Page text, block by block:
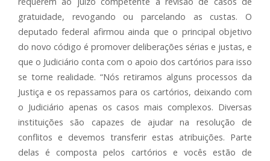
gratuidade, revogando ou parcelando as custas. O
deputado federal afirmou ainda que o principal objetivo
do novo código é promover deliberações sérias e justas, e
que o Judiciário conta com o apoio dos cartórios para isso
se torne realidade. “Nós retiramos alguns processos da
Justiça e os repassamos para os cartórios, deixando com
o Judiciário apenas os casos mais complexos. Diversas
instituições são capazes de ajudar na resolução de
conflitos e devemos transferir estas atribuições. Parte
delas é composta pelos cartórios e vocês estão de